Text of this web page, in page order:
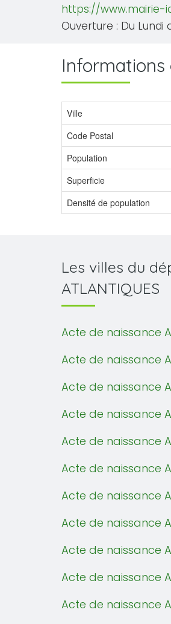
https://www.mairie-
Ouverture : Du Lundi
Informations
Ville
Code Postal
Population
Superficie
Densité de population
Les villes du
ATLANTIQUES
Acte de naissance
Acte de naissance
Acte de naissance
Acte de naissance
Acte de naissance
Acte de naissance
Acte de naissance
Acte de naissance
Acte de naissance
Acte de naissance
Acte de naissance